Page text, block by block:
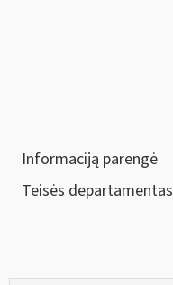
Informaciją parengė
Teisės departamentas